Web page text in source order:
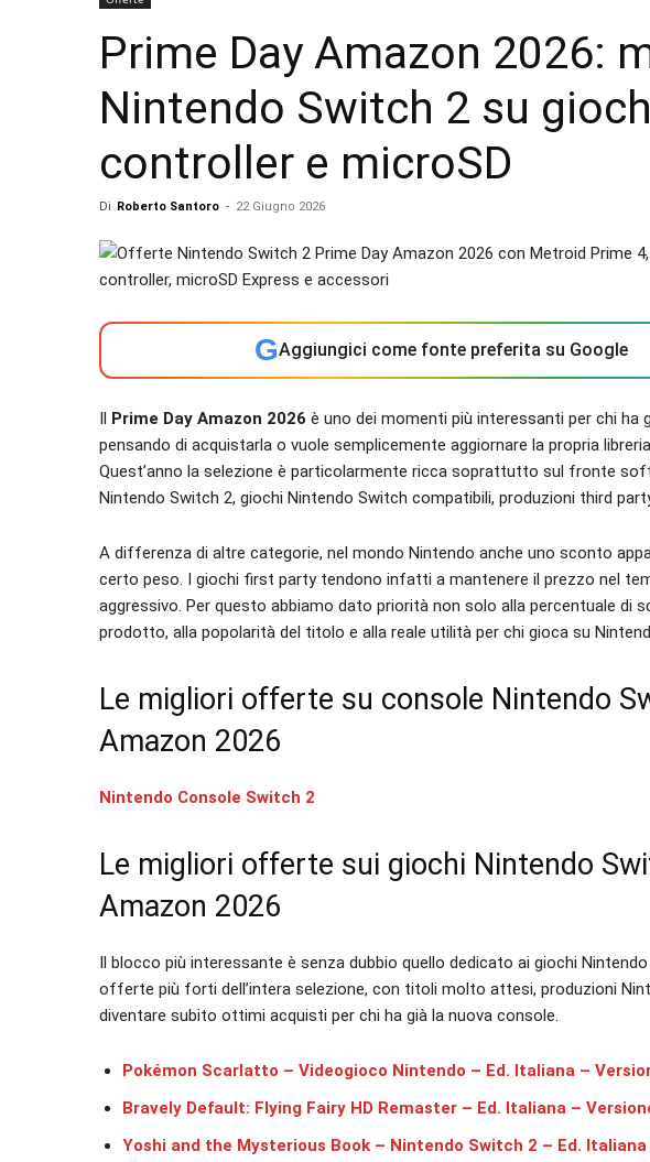
Prime Day Amazon 2026:
Nintendo Switch 2 su
controller e microSD
Di Roberto Santoro - 22 Giugno 2026
GAggiungici come fonte preferita su Google
Il Prime Day Amazon 2026 è uno dei momenti più interessanti per chi ha
pensando di acquistarla o vuole semplicemente aggiornare la propria
Quest’anno la selezione è particolarmente ricca soprattutto sul fronte
Nintendo Switch 2, giochi Nintendo Switch compatibili, produzioni third
A differenza di altre categorie, nel mondo Nintendo anche uno sconto
certo peso. I giochi first party tendono infatti a mantenere il prezzo nel
aggressivo. Per questo abbiamo dato priorità non solo alla percentuale di
prodotto, alla popolarità del titolo e alla reale utilità per chi gioca su
Le migliori offerte su console Nintendo
Amazon 2026
Nintendo Console Switch 2
Le migliori offerte sui giochi Nintendo
Amazon 2026
Il blocco più interessante è senza dubbio quello dedicato ai giochi
offerte più forti dell’intera selezione, con titoli molto attesi, produzioni
diventare subito ottimi acquisti per chi ha già la nuova console.
Pokémon Scarlatto – Videogioco Nintendo – Ed. Italiana –
Bravely Default: Flying Fairy HD Remaster – Ed. Italiana –
Yoshi and the Mysterious Book – Nintendo Switch 2 – Ed. Italiana